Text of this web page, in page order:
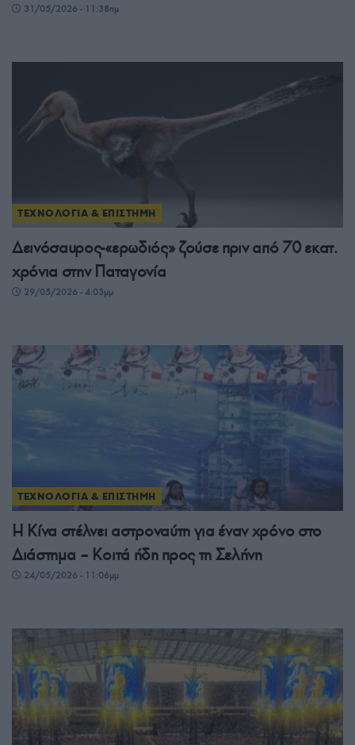
31/05/2026 - 11:38πμ
ΤΕΧΝΟΛΟΓΙΑ & ΕΠΙΣΤΗΜΗ
Δεινόσαυρος-«ερωδιός» ζούσε πριν από 70 εκατ.
χρόνια στην Παταγονία
29/05/2026 - 4:03μμ
ΤΕΧΝΟΛΟΓΙΑ & ΕΠΙΣΤΗΜΗ
Η Κίνα στέλνει αστροναύτη για έναν χρόνο στο
Διάστημα – Kοιτά ήδη προς τη Σελήνη
24/05/2026 - 11:06μμ